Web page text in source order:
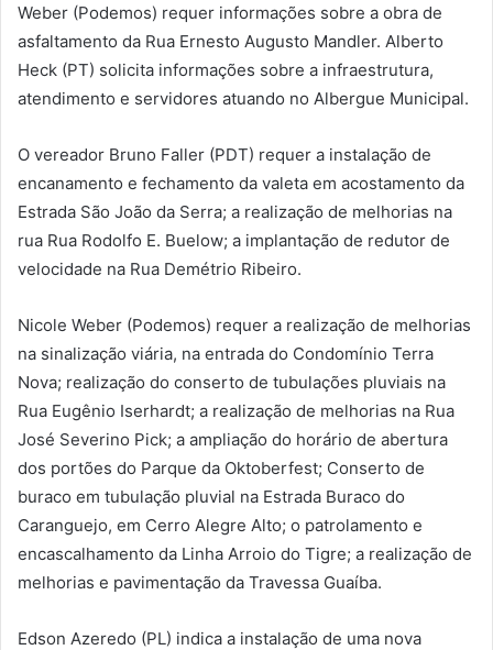
Weber (Podemos) requer informações sobre a obra de
asfaltamento da Rua Ernesto Augusto Mandler. Alberto
Heck (PT) solicita informações sobre a infraestrutura,
atendimento e servidores atuando no Albergue Municipal.
O vereador Bruno Faller (PDT) requer a instalação de
encanamento e fechamento da valeta em acostamento da
Estrada São João da Serra; a realização de melhorias na
rua Rua Rodolfo E. Buelow; a implantação de redutor de
velocidade na Rua Demétrio Ribeiro.
Nicole Weber (Podemos) requer a realização de melhorias
na sinalização viária, na entrada do Condomínio Terra
Nova; realização do conserto de tubulações pluviais na
Rua Eugênio Iserhardt; a realização de melhorias na Rua
José Severino Pick; a ampliação do horário de abertura
dos portões do Parque da Oktoberfest; Conserto de
buraco em tubulação pluvial na Estrada Buraco do
Caranguejo, em Cerro Alegre Alto; o patrolamento e
encascalhamento da Linha Arroio do Tigre; a realização de
melhorias e pavimentação da Travessa Guaíba.
Edson Azeredo (PL) indica a instalação de uma nova